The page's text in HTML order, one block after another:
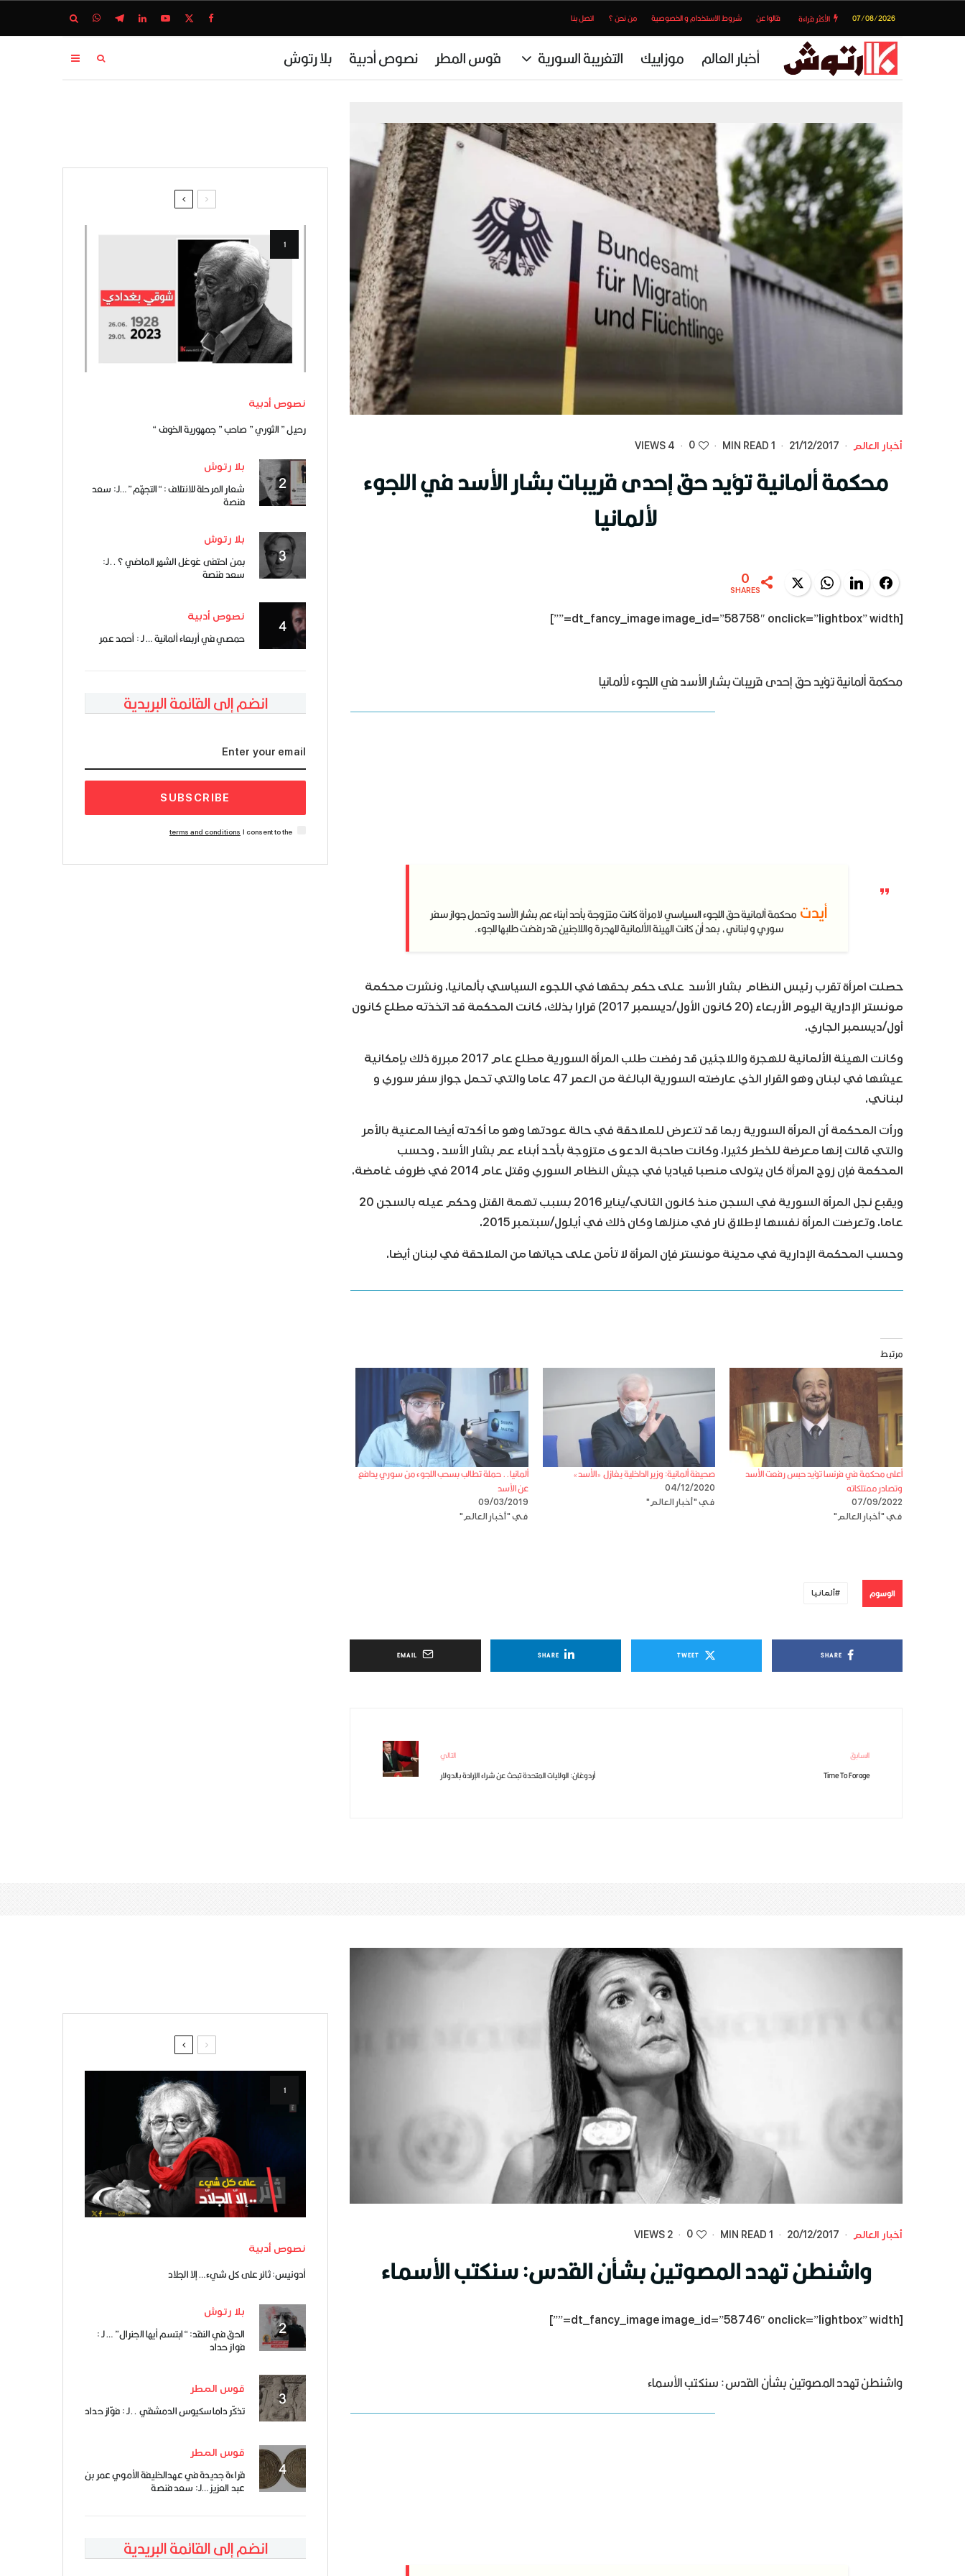
07/08/2026 الأكثر قراءة قالوا عن شروط الاستخدام و الخصوصية من نحن ؟ اتصل بنا
أخبار العالم موزاييك التغريبة السورية قوس المطر نصوص أدبية بلا رتوش
أخبار العالم ·
21/12/2017
·
1 MIN READ
·
0
·
4 VIEWS
محكمة ألمانية تؤيد حق إحدى قريبات بشار الأسد في اللجوء
لألمانيا
Facebook
LinkedIn
WhatsApp
Twitter
0
SHARES
[dt_fancy_image image_id=”58758″ onclick=”lightbox” width=””]
محكمة ألمانية تؤيد حق إحدى قريبات بشار الأسد في اللجوء لألمانيا
أيدت محكمة ألمانية حق اللجوء السياسي لامرأة كانت متزوجة بأحد أبناء عم بشار الأسد وتحمل جواز سفر
سوري و لبناني، بعد أن كانت الهيئة الألمانية للهجرة واللاجئين قد رفضت طلبها للجوء.
حصلت امرأة تقرب رئيس النظام بشار الأسد على حكم بحقها في اللجوء السياسي بألمانيا. ونشرت محكمة
مونستر الإدارية اليوم الأربعاء (20 كانون الأول/ديسمبر 2017) قرارا بذلك، كانت المحكمة قد اتخذته مطلع كانون
أول/ديسمبر الجاري.
وكانت الهيئة الألمانية للهجرة واللاجئين قد رفضت طلب المرأة السورية مطلع عام 2017 مبررة ذلك بإمكانية
عيشها في لبنان وهو القرار الذي عارضته السورية البالغة من العمر 47 عاما والتي تحمل جواز سفر سوري و
لبناني.
ورأت المحكمة أن المرأة السورية ربما قد تتعرض للملاحقة في حالة عودتها وهو ما أكدته أيضا المعنية بالأمر
والتي قالت إنها معرضة للخطر كثيرا. وكانت صاحبة الدعوى متزوجة بأحد أبناء عم بشار الأسد . وحسب
المحكمة فإن زوج المرأة كان يتولى منصبا قياديا في جيش النظام السوري وقتل عام 2014 في ظروف غامضة.
ويقبع نجل المرأة السورية في السجن منذ كانون الثاني/يناير 2016 بسبب تهمة القتل وحكم عيله بالسجن 20
عاما. وتعرضت المرأة نفسها لإطلاق نار في منزلها وكان ذلك في أيلول/سبتمبر 2015.
وحسب المحكمة الإدارية في مدينة مونستر فإن المرأة لا تأمن على حياتها من الملاحقة في لبنان أيضا.
مرتبط
أعلى محكمة في فرنسا تؤيد حبس رفعت الأسد
وتصادر ممتلكاته
07/09/2022
في "أخبار العالم"
صحيفة ألمانية: وزير الداخلية يغازل «الأسد»
04/12/2020
في "أخبار العالم"
ألمانيا.. حملة تطالب بسحب اللجوء من سوري يدافع
عن الأسد
09/03/2019
في "أخبار العالم"
الوسوم ألمانيا
SHARE
TWEET
SHARE
EMAIL
السابق
Time To Forage
التالي
أردوغان: الولايات المتحدة تبحث عن شراء الإرادة بالدولار
نصوص أدبية
رحيل ” الثوري ” صاحب ” جمهورية الخوف “
بلا رتوش
شعار المرحلة للائتلاف : “التجهّم” …لـ: سعد
فنصة
بلا رتوش
بمن احتفى غوغل الشهر الماضي ؟..لـ:
سعد فنصة
نصوص أدبية
حمصي في أربعاء ألمانية … لـ : أحمد عمر
انضم إلى القائمة البريدية
SUBSCRIBE
I consent to the
terms and conditions
أخبار العالم ·
20/12/2017
·
1 MIN READ
·
0
·
2 VIEWS
واشنطن تهدد المصوتين بشأن القدس: سنكتب الأسماء
[dt_fancy_image image_id=”58746″ onclick=”lightbox” width=””]
واشنطن تهدد المصوتين بشأن القدس: سنكتب الأسماء
نصوص أدبية
أدونيس: ثائر على كل شيء… إلا الجلاد
بلا رتوش
الحق في النقد: “ابتسم أيها الجنرال” … لـ :
فواز حداد
قوس المطر
تذكّر داماسكيوس الدمشقي ..لـ : فوّاز حداد
قوس المطر
قراءة جديدة في عهدالخليفة الأموي عمر بن
عبد العزيز …لـ: سعد فنصة
انضم إلى القائمة البريدية